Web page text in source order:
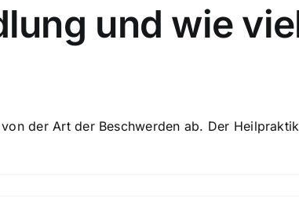
und wie
der Art der Beschwerden ab. Der